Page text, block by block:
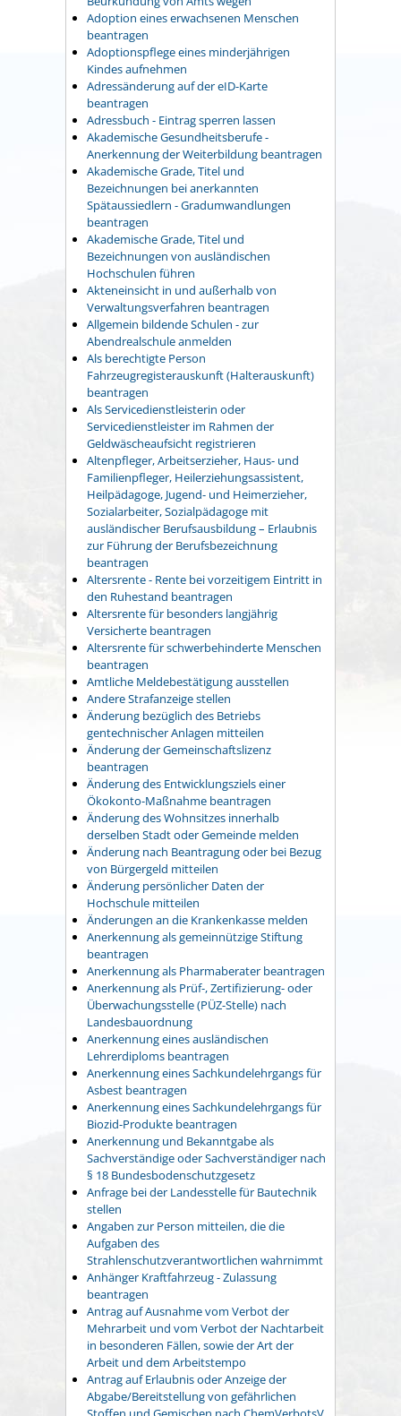
Adoption eines erwachsenen Menschen
beantragen
Adoptionspflege eines minderjährigen
Kindes aufnehmen
Adressänderung auf der eID-Karte
beantragen
Adressbuch - Eintrag sperren lassen
Akademische Gesundheitsberufe -
Anerkennung der Weiterbildung beantragen
Akademische Grade, Titel und
Bezeichnungen bei anerkannten
Spätaussiedlern - Gradumwandlungen
beantragen
Akademische Grade, Titel und
Bezeichnungen von ausländischen
Hochschulen führen
Akteneinsicht in und außerhalb von
Verwaltungsverfahren beantragen
Allgemein bildende Schulen - zur
Abendrealschule anmelden
Als berechtigte Person
Fahrzeugregisterauskunft (Halterauskunft)
beantragen
Als Servicedienstleisterin oder
Servicedienstleister im Rahmen der
Geldwäscheaufsicht registrieren
Altenpfleger, Arbeitserzieher, Haus- und
Familienpfleger, Heilerziehungsassistent,
Heilpädagoge, Jugend- und Heimerzieher,
Sozialarbeiter, Sozialpädagoge mit
ausländischer Berufsausbildung – Erlaubnis
zur Führung der Berufsbezeichnung
beantragen
Altersrente - Rente bei vorzeitigem Eintritt in
den Ruhestand beantragen
Altersrente für besonders langjährig
Versicherte beantragen
Altersrente für schwerbehinderte Menschen
beantragen
Amtliche Meldebestätigung ausstellen
Andere Strafanzeige stellen
Änderung bezüglich des Betriebs
gentechnischer Anlagen mitteilen
Änderung der Gemeinschaftslizenz
beantragen
Änderung des Entwicklungsziels einer
Ökokonto-Maßnahme beantragen
Änderung des Wohnsitzes innerhalb
derselben Stadt oder Gemeinde melden
Änderung nach Beantragung oder bei Bezug
von Bürgergeld mitteilen
Änderung persönlicher Daten der
Hochschule mitteilen
Änderungen an die Krankenkasse melden
Anerkennung als gemeinnützige Stiftung
beantragen
Anerkennung als Pharmaberater beantragen
Anerkennung als Prüf-, Zertifizierung- oder
Überwachungsstelle (PÜZ-Stelle) nach
Landesbauordnung
Anerkennung eines ausländischen
Lehrerdiploms beantragen
Anerkennung eines Sachkundelehrgangs für
Asbest beantragen
Anerkennung eines Sachkundelehrgangs für
Biozid-Produkte beantragen
Anerkennung und Bekanntgabe als
Sachverständige oder Sachverständiger nach
§ 18 Bundesbodenschutzgesetz
Anfrage bei der Landesstelle für Bautechnik
stellen
Angaben zur Person mitteilen, die die
Aufgaben des
Strahlenschutzverantwortlichen wahrnimmt
Anhänger Kraftfahrzeug - Zulassung
beantragen
Antrag auf Ausnahme vom Verbot der
Mehrarbeit und vom Verbot der Nachtarbeit
in besonderen Fällen, sowie der Art der
Arbeit und dem Arbeitstempo
Antrag auf Erlaubnis oder Anzeige der
Abgabe/Bereitstellung von gefährlichen